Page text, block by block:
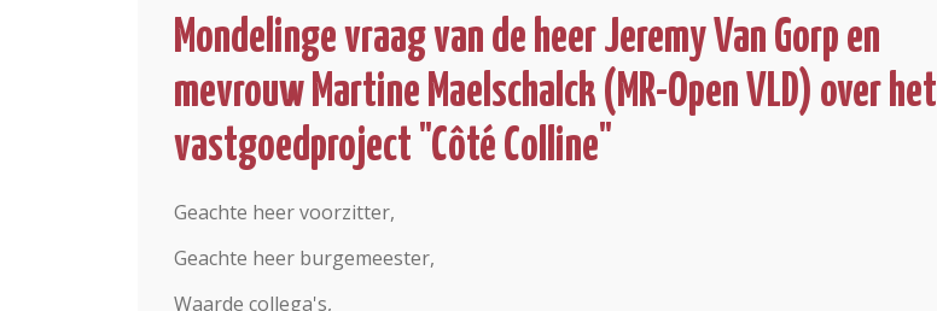
Mondelinge vraag van de heer Jeremy Van Gorp en
mevrouw Martine Maelschalck (MR-Open VLD) over het
vastgoedproject "Côté Colline"
Geachte heer voorzitter,
Geachte heer burgemeester,
Waarde collega's,